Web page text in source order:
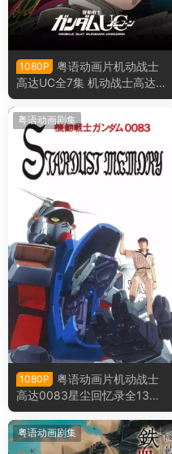
1080P
粤语动画片机动战士
高达UC全7集 机动战士高达独
角兽粤语版
粤语动画剧集
1080P
粤语动画片机动战士
高达0083星尘回忆录全13集
机动战士高达0083星尘的回
忆粤语版
粤语动画剧集